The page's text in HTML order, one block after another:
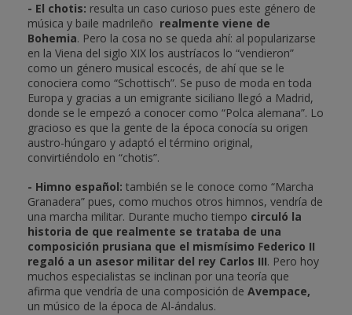
- El chotis: resulta un caso curioso pues este género de
música y baile madrileño realmente viene de
Bohemia. Pero la cosa no se queda ahí: al popularizarse
en la Viena del siglo XIX los austríacos lo “vendieron”
como un género musical escocés, de ahí que se le
conociera como “Schottisch”. Se puso de moda en toda
Europa y gracias a un emigrante siciliano llegó a Madrid,
donde se le empezó a conocer como “Polca alemana”. Lo
gracioso es que la gente de la época conocía su origen
austro-húngaro y adaptó el término original,
convirtiéndolo en “chotis”.
- Himno español: también se le conoce como “Marcha
Granadera” pues, como muchos otros himnos, vendría de
una marcha militar. Durante mucho tiempo circuló la
historia de que realmente se trataba de una
composición prusiana que el mismísimo Federico II
regaló a un asesor militar del rey Carlos III. Pero hoy
muchos especialistas se inclinan por una teoría que
afirma que vendría de una composición de Avempace,
un músico de la época de Al-ándalus.